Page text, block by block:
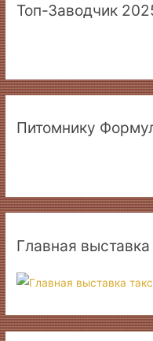
Топ-Заводчик
Питомнику
Главная